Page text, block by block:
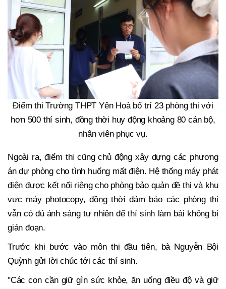
Điểm thi Trường THPT Yên Hoà bố trí 23 phòng thi với
hơn 500 thí sinh, đồng thời huy động khoảng 80 cán bộ,
nhân viên phục vụ.
Ngoài ra, điểm thi cũng chủ động xây dựng các phương
án dự phòng cho tình huống mất điện. Hệ thống máy phát
điện được kết nối riêng cho phòng bảo quản đề thi và khu
vực máy photocopy, đồng thời đảm bảo các phòng thi
vẫn có đủ ánh sáng tự nhiên để thí sinh làm bài không bị
gián đoạn.
Trước khi bước vào môn thi đầu tiên, bà Nguyễn Bội
Quỳnh gửi lời chúc tới các thí sinh.
"Các con cần giữ gìn sức khỏe, ăn uống điều độ và giữ